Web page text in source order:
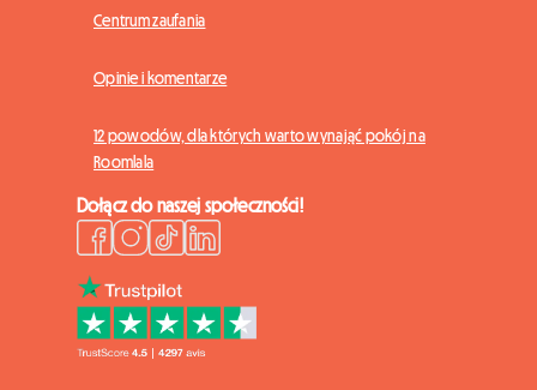
Centrum zaufania
Opinie i komentarze
12 powodów, dla których warto wynająć pokój na
Roomlala
Dołącz do naszej społeczności!